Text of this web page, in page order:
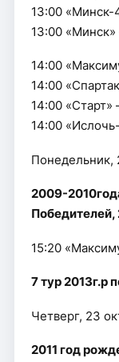
13:00
13:00 «Минск»
14:00
14:00
14:00 «Старт»
14:00
Понедельник,
2009-
Победителей,
15:20
7 тур 2013г.р
Четверг, 23
2011 год